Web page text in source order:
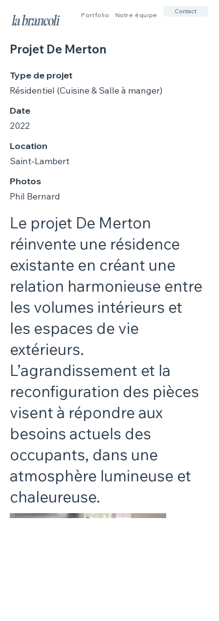
Portfolio Notre équipe
Contact
Projet De Merton
Type de projet
Résidentiel (Cuisine & Salle à manger)
Date
2022
Location
Saint-Lambert
Photos
Phil Bernard
Le projet De Merton
réinvente une résidence
existante en créant une
relation harmonieuse entre
les volumes intérieurs et
les espaces de vie
extérieurs.
L’agrandissement et la
reconfiguration des pièces
visent à répondre aux
besoins actuels des
occupants, dans une
atmosphère lumineuse et
chaleureuse.